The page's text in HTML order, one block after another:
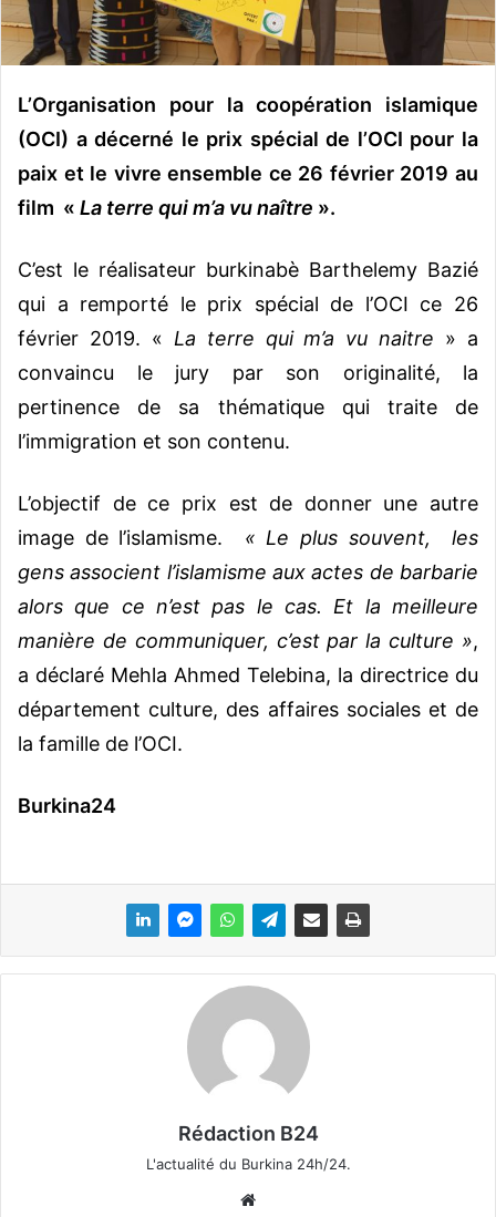
r
i
e
L’Organisation pour la coopération islamique
(OCI) a décerné le prix spécial de l’OCI pour la
paix et le vivre ensemble ce 26 février 2019 au
film « La terre qui m’a vu naître ».
C’est le réalisateur burkinabè Barthelemy Bazié
qui a remporté le prix spécial de l’OCI ce 26
février 2019. « La terre qui m’a vu naitre » a
convaincu le jury par son originalité, la
pertinence de sa thématique qui traite de
l’immigration et son contenu.
L’objectif de ce prix est de donner une autre
image de l’islamisme. « Le plus souvent, les
gens associent l’islamisme aux actes de barbarie
alors que ce n’est pas le cas. Et la meilleure
manière de communiquer, c’est par la culture »,
a déclaré Mehla Ahmed Telebina, la directrice du
département culture, des affaires sociales et de
la famille de l’OCI.
Burkina24
Rédaction B24
L'actualité du Burkina 24h/24.